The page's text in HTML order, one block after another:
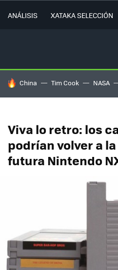
ANÁLISIS XATAKA SELECCIÓN
HOY SE HABLA DE
China Tim Cook NASA
Viva lo retro: los
podrían volver a
futura Nintendo